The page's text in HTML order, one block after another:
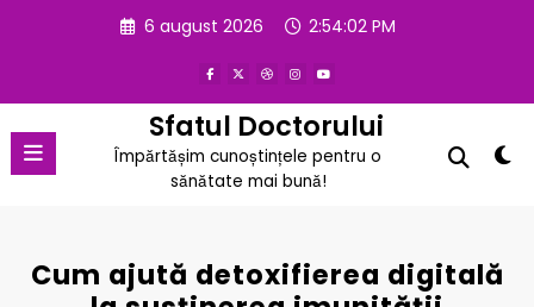
6 august 2026 2:54:03 PM
Sfatul Doctorului
Împărtășim cunoștințele pentru o
sănătate mai bună!
Cum ajută detoxifierea digitală